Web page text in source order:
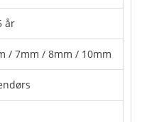
år
/ 7mm / 8mm / 10mm